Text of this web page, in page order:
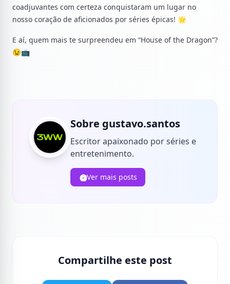
coadjuvantes com certeza conquistaram um lugar no
nosso coração de aficionados por séries épicas! 🌟
E aí, quem mais te surpreendeu em “House of the Dragon”?
😉📺
Sobre gustavo.santos
Escritor apaixonado por séries e
entretenimento.
Ver mais posts
Compartilhe este post